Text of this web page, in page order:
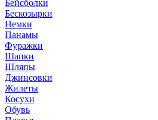
Бейсболки
Бескозырки
Немки
Панамы
Фуражки
Шапки
Шляпы
Джинсовки
Жилеты
Косухи
Обувь